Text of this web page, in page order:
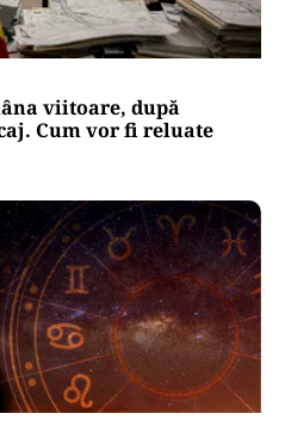
viitoare, după
Cum vor fi reluate